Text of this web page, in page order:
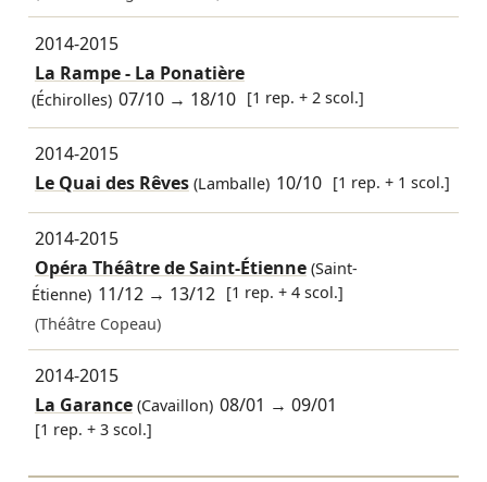
2014-2015
La Rampe - La Ponatière
(Échirolles) 07/10 → 18/10 [1 rep. + 2 scol.]
2014-2015
Le Quai des Rêves(Lamballe) 10/10 [1 rep. + 1 scol.]
2014-2015
Opéra Théâtre de Saint-Étienne(Saint-
Étienne) 11/12 → 13/12 [1 rep. + 4 scol.]
(Théâtre Copeau)
2014-2015
La Garance(Cavaillon) 08/01 →09/01
[1 rep. + 3 scol.]